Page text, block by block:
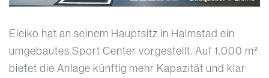
Eleiko hat an seinem Hauptsitz in Halmstad ein
umgebautes Sport Center vorgestellt. Auf 1.000 m²
bietet die Anlage künftig mehr Kapazität und klar